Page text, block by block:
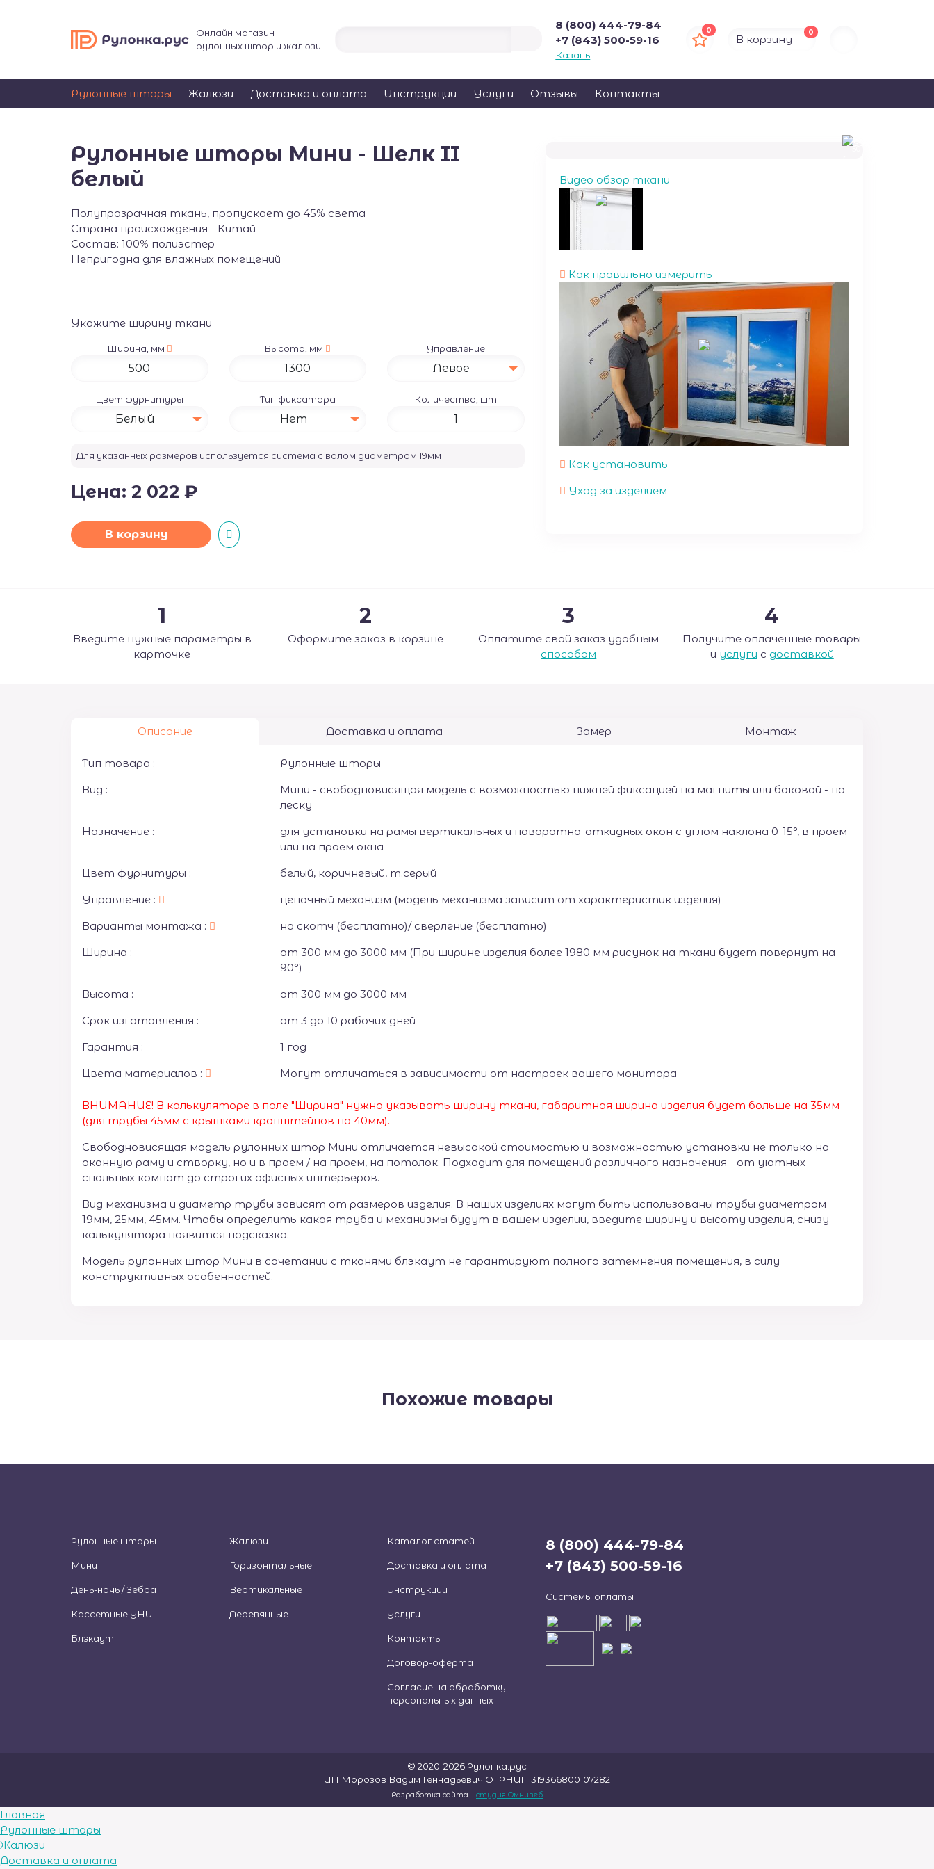
Онлайн магазин
рулонных штор и жалюзи
8 (800) 444-79-84
+7 (843) 500-59-16
Казань
0
В корзину
0
Рулонные шторы Жалюзи Доставка и оплата Инструкции Услуги Отзывы Контакты
Рулонные шторы Мини - Шелк II
белый
Полупрозрачная ткань, пропускает до 45% света
Страна происхождения - Китай
Состав: 100% полиэстер
Непригодна для влажных помещений
Укажите ширину ткани
Ширина, мм Высота, мм Управление
Левое
Цвет фурнитуры
Белый
Тип фиксатора
Нет
Количество, шт
Для указанных размеров используется система с валом диаметром 19мм
Цена: 2 022 ₽
В корзину
50
Видео обзор ткани
Как правильно измерить
Как установить
Уход за изделием
1
Введите нужные параметры в
карточке
2
Оформите заказ в корзине
3
Оплатите свой заказ удобным
способом
4
Получите оплаченные товары
и услуги с доставкой
Описание Доставка и оплата Замер Монтаж
Тип товара :
Рулонные шторы
Вид :
Мини - свободновисящая модель с возможностью нижней фиксацией на магниты или боковой - на
леску
Назначение :
для установки на рамы вертикальных и поворотно-откидных окон с углом наклона 0-15°, в проем
или на проем окна
Цвет фурнитуры :
белый, коричневый, т.серый
Управление :
цепочный механизм (модель механизма зависит от характеристик изделия)
Варианты монтажа :
на скотч (бесплатно)/ сверление (бесплатно)
Ширина :
от 300 мм до 3000 мм (При ширине изделия более 1980 мм рисунок на ткани будет повернут на
90°)
Высота :
от 300 мм до 3000 мм
Срок изготовления :
от 3 до 10 рабочих дней
Гарантия :
1 год
Цвета материалов :
Могут отличаться в зависимости от настроек вашего монитора
ВНИМАНИЕ! В калькуляторе в поле "Ширина" нужно указывать ширину ткани, габаритная ширина изделия будет больше на 35мм
(для трубы 45мм с крышками кронштейнов на 40мм).
Свободновисящая модель рулонных штор Мини отличается невысокой стоимостью и возможностью установки не только на
оконную раму и створку, но и в проем / на проем, на потолок. Подходит для помещений различного назначения - от уютных
спальных комнат до строгих офисных интерьеров.
Вид механизма и диаметр трубы зависят от размеров изделия. В наших изделиях могут быть использованы трубы диаметром
19мм, 25мм, 45мм. Чтобы определить какая труба и механизмы будут в вашем изделии, введите ширину и высоту изделия, снизу
калькулятора появится подсказка.
Модель рулонных штор Мини в сочетании с тканями блэкаут не гарантируют полного затемнения помещения, в силу
конструктивных особенностей.
Похожие товары
Рулонные шторы
Мини
День-ночь / Зебра
Кассетные УНИ
Блэкаут
Жалюзи
Горизонтальные
Вертикальные
Деревянные
Каталог статей
Доставка и оплата
Инструкции
Услуги
Контакты
Договор-оферта
Согласие на обработку
персональных данных
8 (800) 444-79-84
+7 (843) 500-59-16
Системы оплаты
© 2020-2026 Рулонка.рус
ИП Морозов Вадим Геннадьевич ОГРНИП 319366800107282
Разработка сайта –студия Омнивеб
Главная
Рулонные шторы
Жалюзи
Доставка и оплата